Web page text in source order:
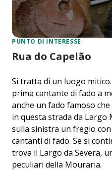
PUNTO DI INTERESSE
Rua do Capelão
Si tratta di un luogo
prima cantante di fado a
anche un fado famoso
in questa strada da
sulla sinistra un fregio
cantanti di fado. Se si
trova il Largo da Severa,
peculiari della Mouraria.